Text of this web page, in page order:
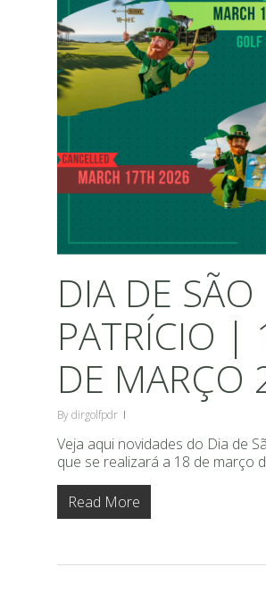
DIA DE SÃO
PATRÍCIO |
DE MARÇO
Bydirgolfpdr
Veja aqui novidades do Dia de
que se realizará a 18 de março
Read More